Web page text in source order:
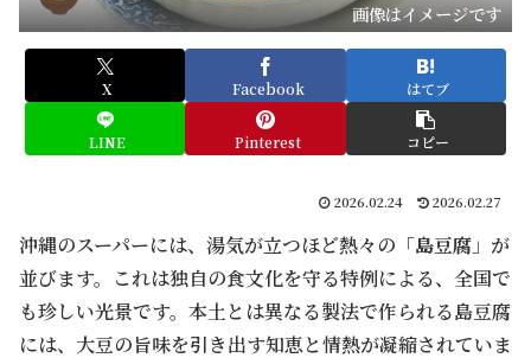
画像はイメージです
X Facebook はてブ
LINE Pinterest コピー
2026.02.24 2026.02.27
沖縄のスーパーには、湯気が立つほど熱々の「島豆腐 」が
並びます。これは独自の食文化を守る特例による、全国で
も珍しい光景です。本土とは異なる製法で作られる島豆腐
には、大豆の旨味を引き出す知恵と情熱が凝縮されていま